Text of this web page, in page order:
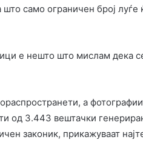
што само ограничен број
е нешто што мислам дека
а
од 3.443 вештачки
законик, прикажуваат